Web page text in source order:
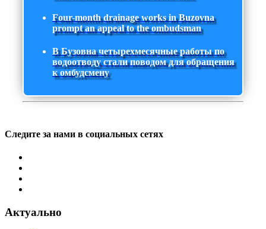
Four-month drainage works in Buzovna
prompt an appeal to the ombudsman
В Бузовна четырехмесячные работы по
водоотводу стали поводом для обращения
к омбудсмену
Следите за нами в социальных сетях
Актуально